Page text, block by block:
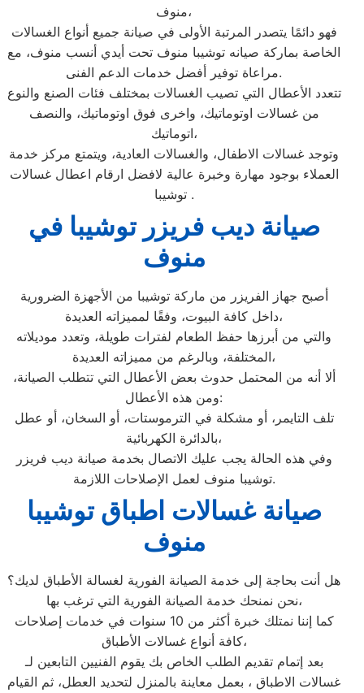
منوف،
فهو دائمًا يتصدر المرتبة الأولى في صيانة جميع أنواع الغسالات
الخاصة بماركة صيانه توشيبا منوف تحت أيدي أنسب منوف، مع
مراعاة توفير أفضل خدمات الدعم الفنى.
تتعدد الأعطال التي تصيب الغسالات بمختلف فئات الصنع والنوع
من غسالات اوتوماتيك، واخرى فوق اوتوماتيك، والنصف
اتوماتيك،
وتوجد غسالات الاطفال، والغسالات العادية، ويتمتع مركز خدمة
العملاء بوجود مهارة وخبرة عالية لافضل ارقام اعطال غسالات
توشيبا .
صيانة ديب فريزر توشيبا في
منوف
أصبح جهاز الفريزر من ماركة توشيبا من الأجهزة الضرورية
داخل كافة البيوت، وفقًا لمميزاته العديدة،
والتي من أبرزها حفظ الطعام لفترات طويلة، وتعدد موديلاته
المختلفة، وبالرغم من مميزاته العديدة،
ألا أنه من المحتمل حدوث بعض الأعطال التي تتطلب الصيانة،
ومن هذه الأعطال:
تلف التايمر، أو مشكلة في الترموستات، أو السخان، أو عطل
بالدائرة الكهربائية،
وفي هذه الحالة يجب عليك الاتصال بخدمة صيانة ديب فريزر
توشيبا منوف لعمل الإصلاحات اللازمة.
صيانة غسالات اطباق توشيبا
منوف
هل أنت بحاجة إلى خدمة الصيانة الفورية لغسالة الأطباق لديك؟
نحن نمنحك خدمة الصيانة الفورية التي ترغب بها،
كما إننا نمتلك خبرة أكثر من 10 سنوات في خدمات إصلاحات
كافة أنواع غسالات الأطباق،
بعد إتمام تقديم الطلب الخاص بك يقوم الفنيين التابعين لـ
غسالات الاطباق ، بعمل معاينة بالمنزل لتحديد العطل، ثم القيام